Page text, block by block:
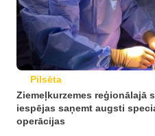
Pilsēta
Ziemeļkurzemes reģionālajā
iespējas saņemt augsti
operācijas